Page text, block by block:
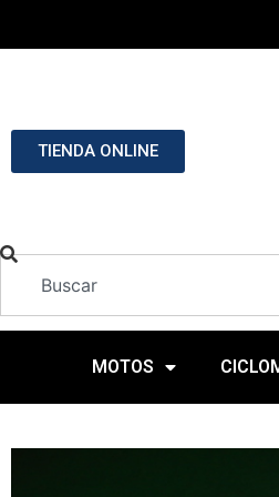
TIENDA ONLINE
MOTOS